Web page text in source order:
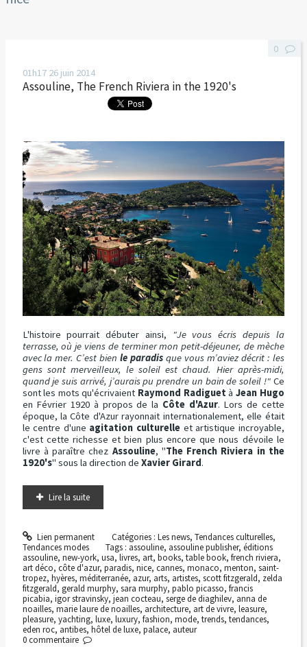
01h17 26 juin 2014
Assouline, The French Riviera in the 1920's
L'histoire pourrait débuter ainsi,
"Je vous écris depuis la
terrasse, où je viens de terminer mon petit-déjeuner, de mèche
avec la mer. C’est bienle paradis que vous m’aviez décrit : les
gens sont merveilleux, le soleil est chaud. Hier après-midi,
quand je suis arrivé, j’aurais pu prendre un bain de soleil !"Ce
sont les mots qu'écrivaient Raymond RadiguetàJean Hugo
en Février 1920 à propos de la Côte d'Azur. Lors de cette
époque, la Côte d'Azur rayonnait internationalement, elle était
le centre d'une agitation culturelleet artistique incroyable,
c'est cette richesse et bien plus encore que nous dévoile le
livre à paraître chez Assouline, "The French Riviera in the
1920's" sous la direction de Xavier Girard.
Lire la suite
Lien permanent Catégories : Les news, Tendances culturelles,
Tendances modes
Tags : assouline, assouline publisher,éditions
assouline, new-york, usa, livres, art, books, table book, french riviera,
art déco, côte d'azur, paradis, nice, cannes, monaco, menton, saint-
tropez, hyères, méditerranée, azur, arts, artistes, scott fitzgerald, zelda
fitzgerald, gerald murphy, sara murphy, pablo picasso, francis
picabia, igor stravinsky, jean cocteau, serge de diaghilev, anna de
noailles, marie laure de noailles, architecture, art de vivre, leasure,
pleasure, yachting, luxe, luxury, fashion, mode, trends, tendances,
eden roc, antibes, hôtel de luxe, palace, auteur
0
0 commentaire